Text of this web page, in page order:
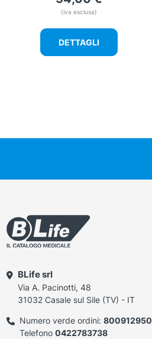
(iva esclusa)
DETTAGLI
BLife srl
Via A. Pacinotti, 48
31032 Casale sul Sile (TV) - IT
Numero verde ordini: 800912950
Telefono 0422783738